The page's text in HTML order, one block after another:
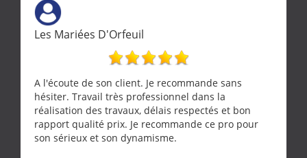
Les Mariées D'Orfeuil
A l'écoute de son client. Je recommande sans
hésiter. Travail très professionnel dans la
réalisation des travaux, délais respectés et bon
rapport qualité prix. Je recommande ce pro pour
son sérieux et son dynamisme.